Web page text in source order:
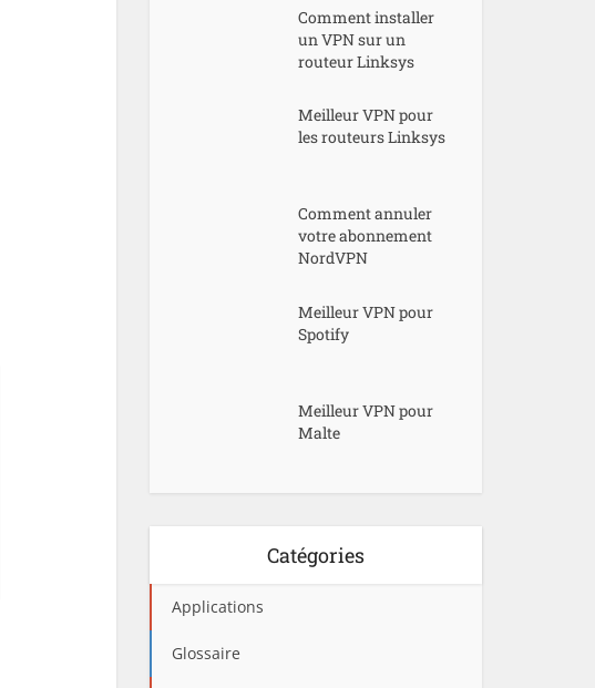
Comment installer
un VPN sur un
routeur Linksys
Meilleur VPN pour
les routeurs Linksys
Comment annuler
votre abonnement
NordVPN
Meilleur VPN pour
Spotify
Meilleur VPN pour
Malte
Catégories
Applications
Glossaire